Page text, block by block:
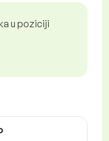
u poziciji